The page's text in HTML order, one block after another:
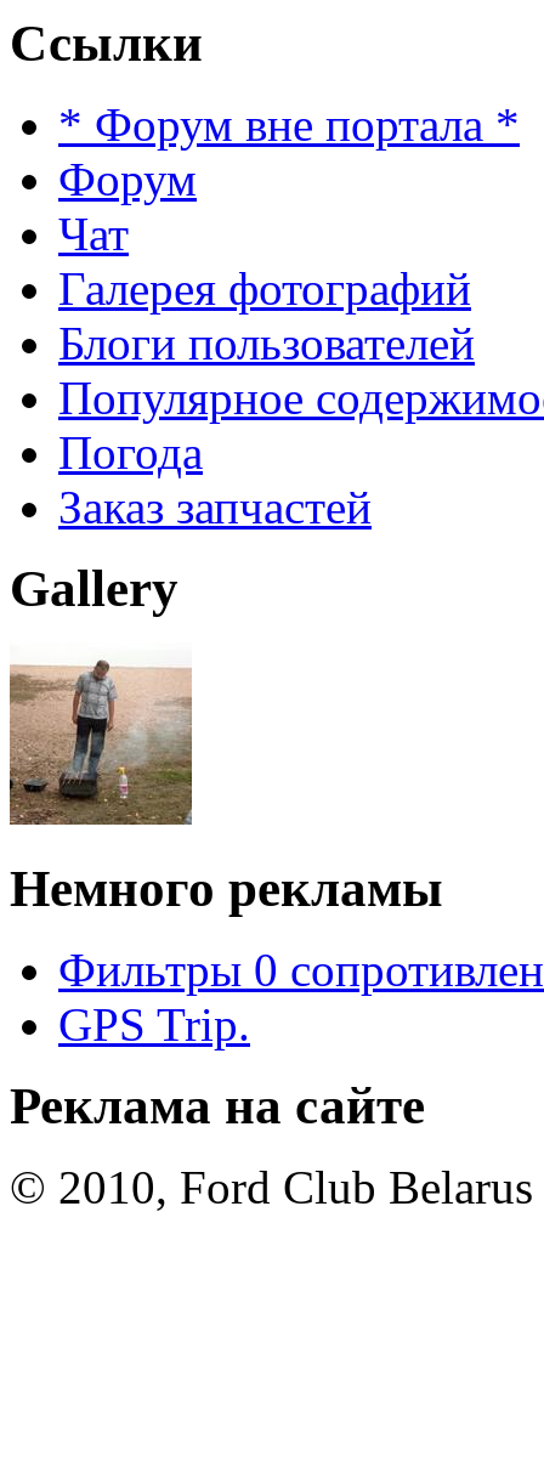
Ссылки
* Форум вне портала *
Форум
Чат
Галерея фотографий
Блоги пользователей
Популярное
Погода
Заказ запчастей
Gallery
Немного рекламы
Фильтры 0
GPS Trip.
Реклама на сайте
© 2010, Ford Club Belarus